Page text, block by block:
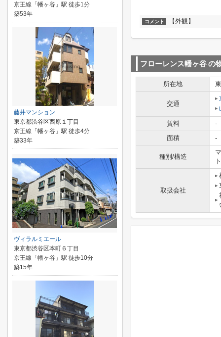
コメント 【外観】
フローレンス幡ヶ谷の
所在地
交通
賃料
-
面積
-
種別/構造
ト
取扱会社
京王線「幡ヶ谷」駅 徒歩1分
築53年
藤井マンション
東京都渋谷区西原１丁目
京王線「幡ヶ谷」駅 徒歩4分
築33年
ヴィラルミエール
東京都渋谷区本町６丁目
京王線「幡ヶ谷」駅 徒歩10分
築15年